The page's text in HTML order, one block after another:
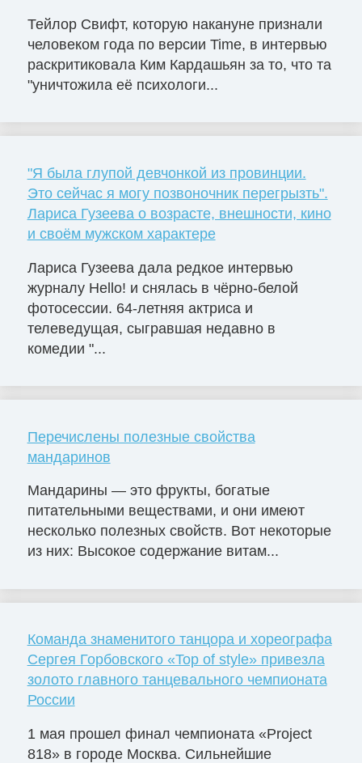
Тейлор Свифт, которую накануне признали
человеком года по версии Time, в интервью
раскритиковала Ким Кардашьян за то, что та
"уничтожила её психологи...
"Я была глупой девчонкой из провинции.
Это сейчас я могу позвоночник перегрызть".
Лариса Гузеева о возрасте, внешности, кино
и своём мужском характере
Лариса Гузеева дала редкое интервью
журналу Hello! и снялась в чёрно-белой
фотосессии. 64-летняя актриса и
телеведущая, сыгравшая недавно в
комедии "...
Перечислены полезные свойства
мандаринов
Мандарины — это фрукты, богатые
питательными веществами, и они имеют
несколько полезных свойств. Вот некоторые
из них: Высокое содержание витам...
Команда знаменитого танцора и хореографа
Сергея Горбовского «Top of style» привезла
золото главного танцевального чемпионата
России
1 мая прошел финал чемпионата «Project
818» в городе Москва. Сильнейшие